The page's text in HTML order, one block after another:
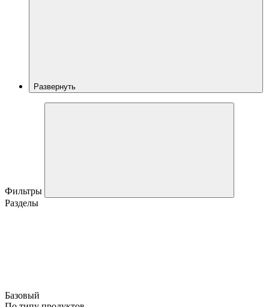
Развернуть
Фильтры
Разделы
Базовый